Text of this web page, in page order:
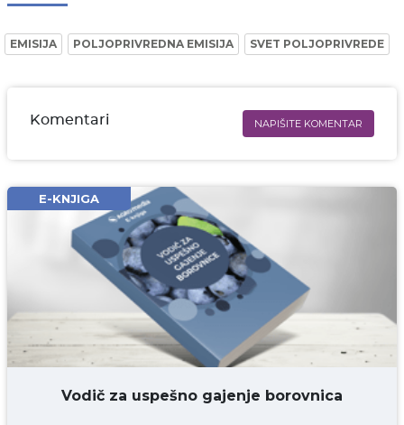
EMISIJA POLJOPRIVREDNA EMISIJA SVET POLJOPRIVREDE
Komentari NAPIŠITE KOMENTAR
Email* obavezno
Komentar* obavezno
DODAJ KOMENTAR
E-KNJIGA
Vodič za uspešno gajenje borovnica